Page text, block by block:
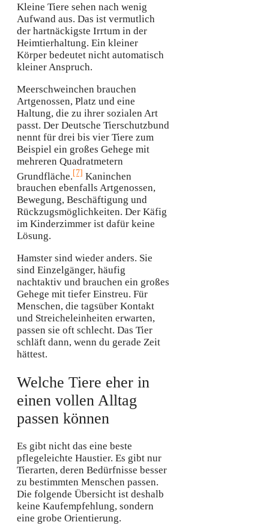
Kleine Tiere sehen nach wenig
Aufwand aus. Das ist vermutlich
der hartnäckigste Irrtum in der
Heimtierhaltung. Ein kleiner
Körper bedeutet nicht automatisch
kleiner Anspruch.
Meerschweinchen brauchen
Artgenossen, Platz und eine
Haltung, die zu ihrer sozialen Art
passt. Der Deutsche Tierschutzbund
nennt für drei bis vier Tiere zum
Beispiel ein großes Gehege mit
mehreren Quadratmetern
Grundfläche.[7] Kaninchen
brauchen ebenfalls Artgenossen,
Bewegung, Beschäftigung und
Rückzugsmöglichkeiten. Der Käfig
im Kinderzimmer ist dafür keine
Lösung.
Hamster sind wieder anders. Sie
sind Einzelgänger, häufig
nachtaktiv und brauchen ein großes
Gehege mit tiefer Einstreu. Für
Menschen, die tagsüber Kontakt
und Streicheleinheiten erwarten,
passen sie oft schlecht. Das Tier
schläft dann, wenn du gerade Zeit
hättest.
Welche Tiere eher in
einen vollen Alltag
passen können
Es gibt nicht das eine beste
pflegeleichte Haustier. Es gibt nur
Tierarten, deren Bedürfnisse besser
zu bestimmten Menschen passen.
Die folgende Übersicht ist deshalb
keine Kaufempfehlung, sondern
eine grobe Orientierung.